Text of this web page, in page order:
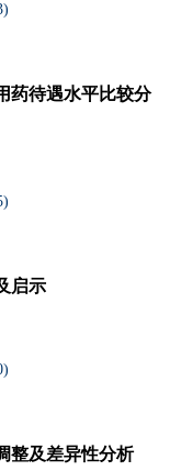
)
药待遇水平比较分
)
启示
)
整及差异性分析